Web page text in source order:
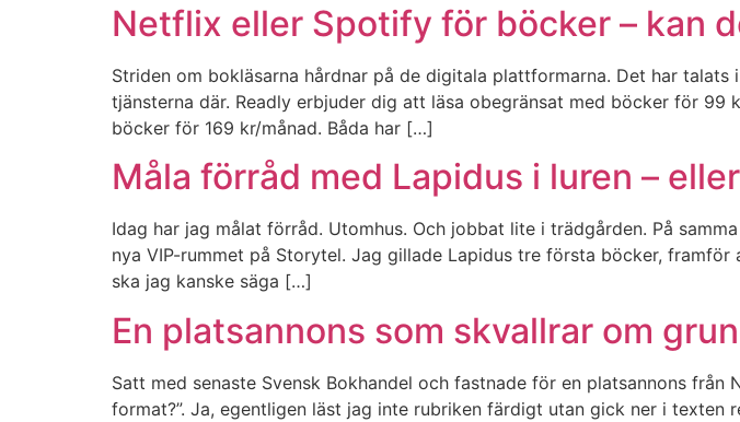
Netflix eller Spotify för böcker – kan
Striden om bokläsarna hårdnar på de digitala plattformarna. Det har
tjänsterna där. Readly erbjuder dig att läsa obegränsat med böcker för
böcker för 169 kr/månad. Båda har […]
Måla förråd med Lapidus i luren –
Idag har jag målat förråd. Utomhus. Och jobbat lite i trädgården. På
nya VIP-rummet på Storytel. Jag gillade Lapidus tre första böcker,
ska jag kanske säga […]
En platsannons som skvallrar om
Satt med senaste Svensk Bokhandel och fastnade för en platsannons
format?”. Ja, egentligen läst jag inte rubriken färdigt utan gick ner i texten